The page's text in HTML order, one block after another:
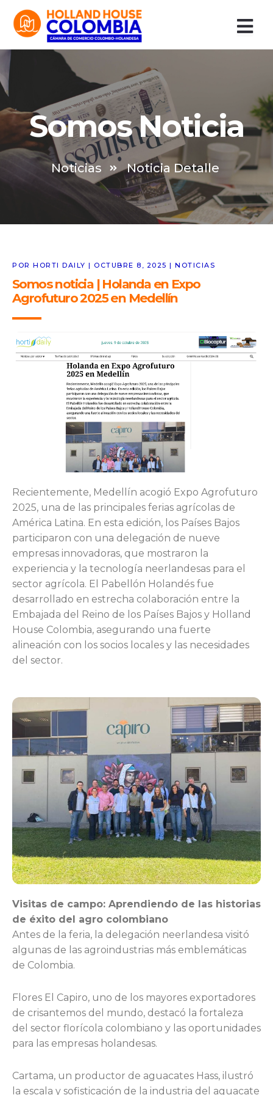
contenido
Somos Noticia
Noticias Noticia Detalle
POR HORTI DAILY | OCTUBRE 8, 2025 | NOTICIAS
Somos noticia | Holanda en Expo
Agrofuturo 2025 en Medellín
Recientemente, Medellín acogió Expo Agrofuturo
2025, una de las principales ferias agrícolas de
América Latina. En esta edición, los Países Bajos
participaron con una delegación de nueve
empresas innovadoras, que mostraron la
experiencia y la tecnología neerlandesas para el
sector agrícola. El Pabellón Holandés fue
desarrollado en estrecha colaboración entre la
Embajada del Reino de los Países Bajos y Holland
House Colombia, asegurando una fuerte
alineación con los socios locales y las necesidades
del sector.
Visitas de campo: Aprendiendo de las historias
de éxito del agro colombiano
Antes de la feria, la delegación neerlandesa visitó
algunas de las agroindustrias más emblemáticas
de Colombia.
Flores El Capiro, uno de los mayores exportadores
de crisantemos del mundo, destacó la fortaleza
del sector florícola colombiano y las oportunidades
para las empresas holandesas.
Cartama, un productor de aguacates Hass, ilustró
la escala y sofisticación de la industria del aguacate